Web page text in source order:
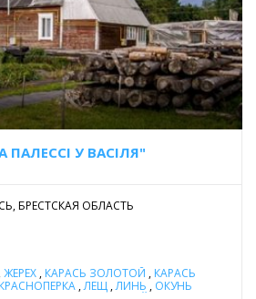
ПАЛЕССI У ВАСIЛЯ"
БРЕСТСКАЯ ОБЛАСТЬ
,ЖЕРЕХ , КАРАСЬ ЗОЛОТОЙ , КАРАСЬ
КРАСНОПЕРКА ,ЛЕЩ ,ЛИНЬ , ОКУНЬ